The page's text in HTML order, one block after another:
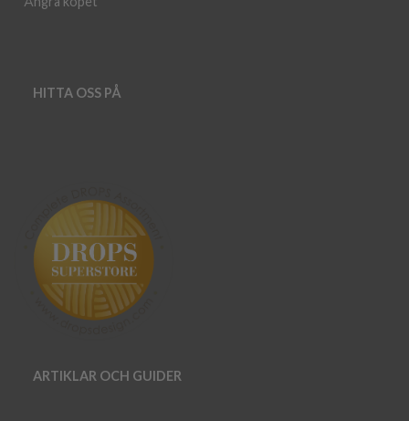
HITTA OSS PÅ
ARTIKLAR OCH GUIDER